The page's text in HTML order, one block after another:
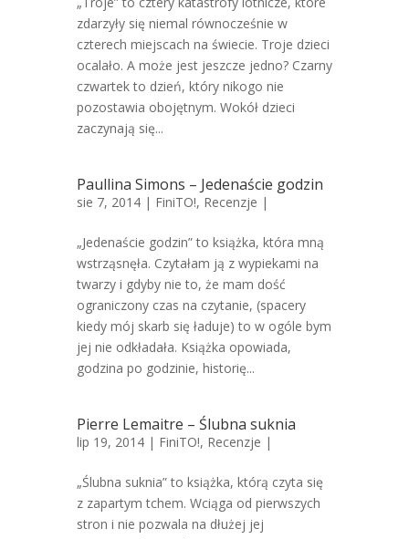
zdarzyły się niemal równocześnie w
czterech miejscach na świecie. Troje dzieci
ocalało. A może jest jeszcze jedno? Czarny
czwartek to dzień, który nikogo nie
pozostawia obojętnym. Wokół dzieci
zaczynają się...
Paullina Simons – Jedenaście godzin
sie 7, 2014 | FiniTO!, Recenzje |
„Jedenaście godzin” to książka, która mną
wstrząsnęła. Czytałam ją z wypiekami na
twarzy i gdyby nie to, że mam dość
ograniczony czas na czytanie, (spacery
kiedy mój skarb się ładuje) to w ogóle bym
jej nie odkładała. Książka opowiada,
godzina po godzinie, historię...
Pierre Lemaitre – Ślubna suknia
lip 19, 2014 | FiniTO!, Recenzje |
„Ślubna suknia” to książka, którą czyta się
z zapartym tchem. Wciąga od pierwszych
stron i nie pozwala na dłużej jej